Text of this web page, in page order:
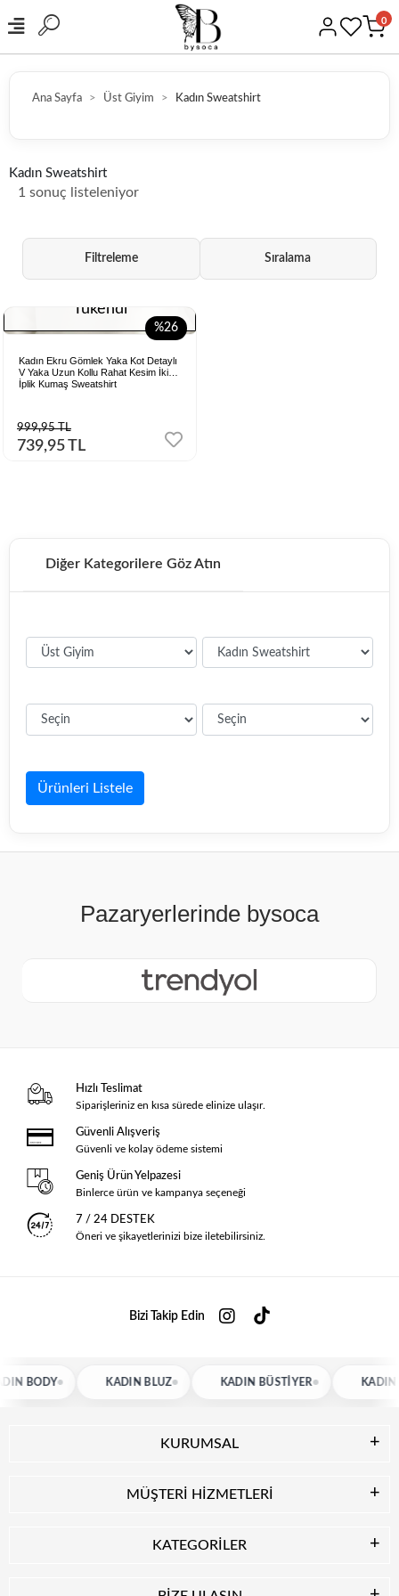
0
Ana Sayfa Üst Giyim Kadın Sweatshirt
Kadın Sweatshirt
1 sonuç listeleniyor
Filtreleme Sıralama
%26
Tükendi
Kadın Ekru Gömlek Yaka Kot Detaylı
V Yaka Uzun Kollu Rahat Kesim İki
İplik Kumaş Sweatshirt
999,95 TL
739,95 TL
Diğer Kategorilere Göz Atın
Ürünleri Listele
Hızlı Teslimat
Siparişleriniz en kısa sürede elinize ulaşır.
Güvenli Alışveriş
Güvenli ve kolay ödeme sistemi
Geniş Ürün Yelpazesi
Binlerce ürün ve kampanya seçeneği
7 / 24 DESTEK
Öneri ve şikayetlerinizi bize iletebilirsiniz.
Bizi Takip Edin
BODY KADIN BLUZ KADIN BÜSTIYER KADIN
KURUMSAL
MÜŞTERİ HİZMETLERİ
KATEGORİLER